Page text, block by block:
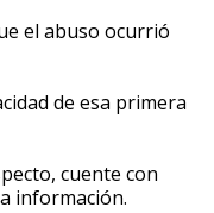
el abuso ocurrió
de esa primera
cuente con
información.